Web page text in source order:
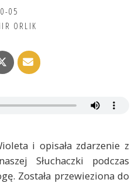
05
ORLIK
i opisała zdarzenie z
Słuchaczki podczas
Została przewieziona do